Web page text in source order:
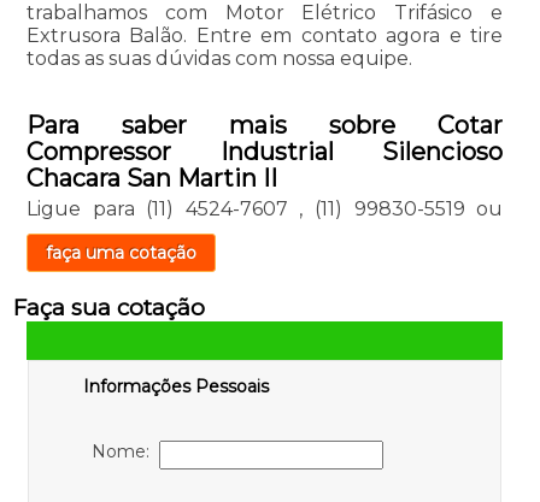
trabalhamos com Motor Elétrico Trifásico e
Extrusora Balão. Entre em contato agora e tire
todas as suas dúvidas com nossa equipe.
Para saber mais sobre Cotar
Compressor Industrial Silencioso
Chacara San Martin II
Ligue para (11) 4524-7607 , (11) 99830-5519 ou
faça uma cotação
Faça sua cotação
Informações Pessoais
Nome: